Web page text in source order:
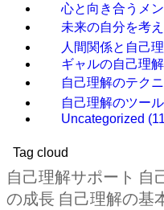
心と向き合うメ
未来の自分を考
人間関係と自己
ギャルの自己理
自己理解のテク
自己理解のツー
Uncategorized
Tag cloud
自己理解サポート 自
の成長 自己理解の基